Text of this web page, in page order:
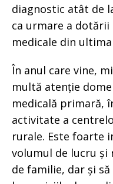
diagnostic atât de
ca urmare a
medicale din
În anul care vine,
multă atenție
medicală primară,
activitate a
rurale. Este foarte
volumul de lucru
de familie, dar și